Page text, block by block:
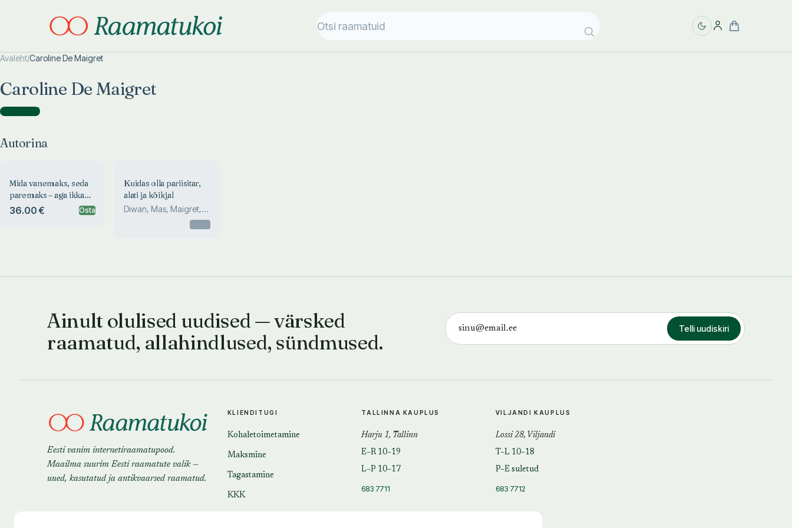
Avaleht/Caroline De Maigret
Caroline De Maigret
Autorina )
Autorina
Mida vanemaks, seda
paremaks – aga ikkagi
vanemaks
36.00 € Osta
Kuidas olla pariisitar,
alati ja kõikjal
Diwan, Mas, Maigret,
Ainult olulised uudised — värsked
raamatud, allahindlused, sündmused.
Telli uudiskiri
Eesti vanim internetiraamatupood.
Maailma suurim Eesti raamatute valik —
uued, kasutatud ja antikvaarsed raamatud.
KLIENDITUGI
Kohaletoimetamine
Maksmine
Tagastamine
KKK
TALLINNA KAUPLUS
Harju 1, Tallinn
E–R 10–19
L–P 10–17
683 7711
VILJANDI KAUPLUS
Lossi 28, Viljandi
T–L 10–18
P–E suletud
683 7712